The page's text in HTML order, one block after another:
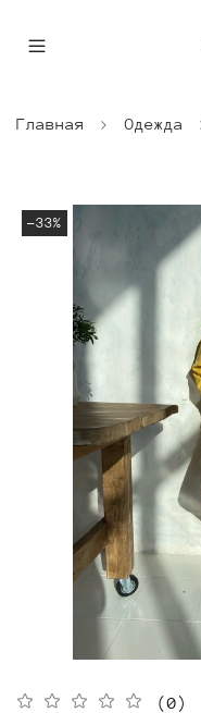
Главная Одежда
-33%
(0)